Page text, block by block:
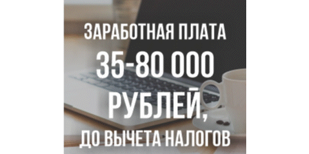
Под Новосибирском рыбак случайно поймал осетра за
полмиллиона рублей
Мартышки Бразза с модной стрижкой стали звездами
Новосибирского зоопарка